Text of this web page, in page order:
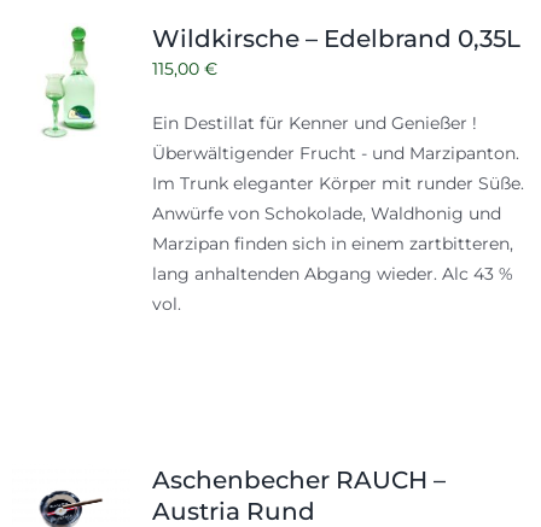
Wildkirsche – Edelbrand 0,35L
115,00 €
Ein Destillat für Kenner und Genießer !
Überwältigender Frucht - und Marzipanton.
Im Trunk eleganter Körper mit runder Süße.
Anwürfe von Schokolade, Waldhonig und
Marzipan finden sich in einem zartbitteren,
lang anhaltenden Abgang wieder. Alc 43 %
vol.
Aschenbecher RAUCH –
Austria Rund